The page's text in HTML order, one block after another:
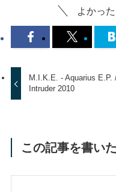
よかっ
M.I.K.E. - Aquarius E.P.
Intruder 2010
この記事を書い